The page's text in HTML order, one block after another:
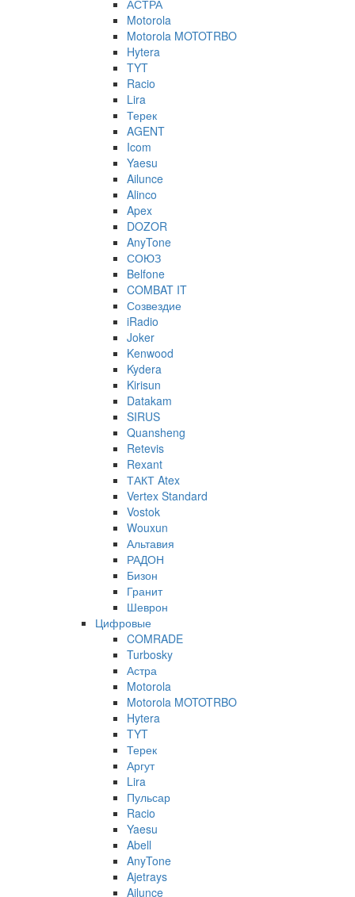
АСТРА
Motorola
Motorola MOTOTRBO
Hytera
TYT
Racio
Lira
Терек
AGENT
Icom
Yaesu
Ailunce
Alinco
Apex
DOZOR
AnyTone
СОЮЗ
Belfone
COMBAT IT
Созвездие
iRadio
Joker
Kenwood
Kydera
Kirisun
Datakam
SIRUS
Quansheng
Retevis
Rexant
ТАКТ Atex
Vertex Standard
Vostok
Wouxun
Альтавия
РАДОН
Бизон
Гранит
Шеврон
Цифровые
COMRADE
Turbosky
Астра
Motorola
Motorola MOTOTRBO
Hytera
TYT
Терек
Аргут
Lira
Пульсар
Racio
Yaesu
Abell
AnyTone
Ajetrays
Ailunce